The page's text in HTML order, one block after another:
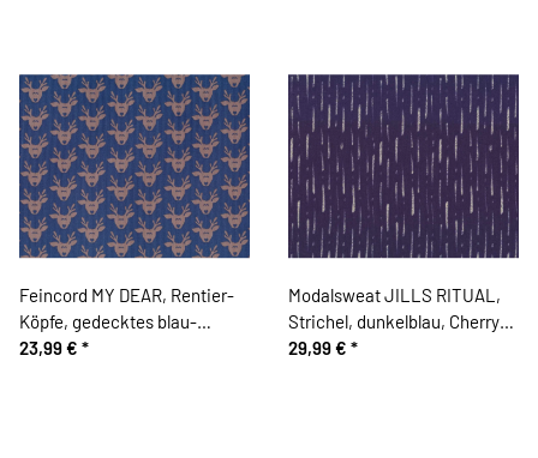
Feincord MY DEAR, Rentier-
Köpfe, gedecktes blau-
schlammbraun
23,99 € *
Modalsweat JILLS RITUAL,
Strichel, dunkelblau, Cherry
Picking
29,99 € *